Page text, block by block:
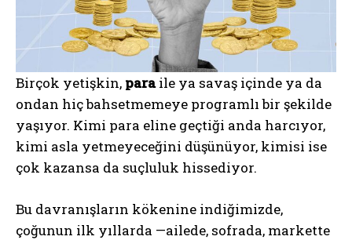
Birçok yetişkin, paraile ya savaş içinde ya da
ondan hiç bahsetmemeye programlı bir şekilde
yaşıyor. Kimi para eline geçtiği anda harcıyor,
kimi asla yetmeyeceğini düşünüyor, kimisi ise
çok kazansa da suçluluk hissediyor.
Bu davranışların kökenine indiğimizde,
çoğunun ilk yıllarda —ailede, sofrada, markette